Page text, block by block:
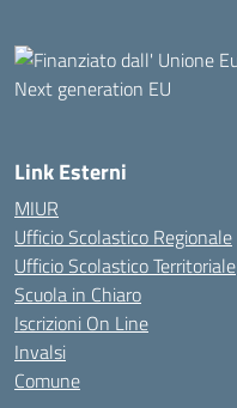
Link Esterni
MIUR
Ufficio Scolastico Regionale
Ufficio Scolastico Territoriale
Scuola in Chiaro
Iscrizioni On Line
Invalsi
Comune